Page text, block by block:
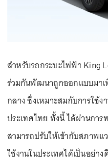
สำหรับรถกระบะไฟฟ้า King
ร่วมกันพัฒนาถูกออกแบบมาเ
กลาง ซึ่งเหมาะสมกับการใช้
ประเทศไทย ทั้งนี้ ได้ผ่านกา
สามารถปรับให้เข้ากับสภาพ
ใช้งานในประเทศได้เป็นอย่าง